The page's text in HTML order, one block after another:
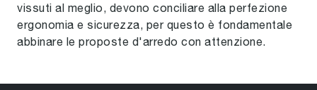
vissuti al meglio, devono conciliare alla perfezione
ergonomia e sicurezza, per questo è fondamentale
abbinare le proposte d'arredo con attenzione.